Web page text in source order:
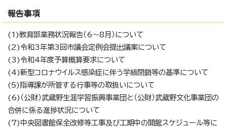
報告事項
(1)教育部業務状況報告（6～8月）について
(2)令和3年第3回市議会定例会提出議案について
(3)令和4年度予算概算要求について
(4)新型コロナウイルス感染症に伴う学級閉鎖等の基準について
(5)指導課が所管する行事等の取扱いについて
(6)（公財）武蔵野生涯学習振興事業団と（公財）武蔵野文化事業団の
合併に係る進捗状況について
(7)中央図書館保全改修等工事及び工期中の開館スケジュール等に